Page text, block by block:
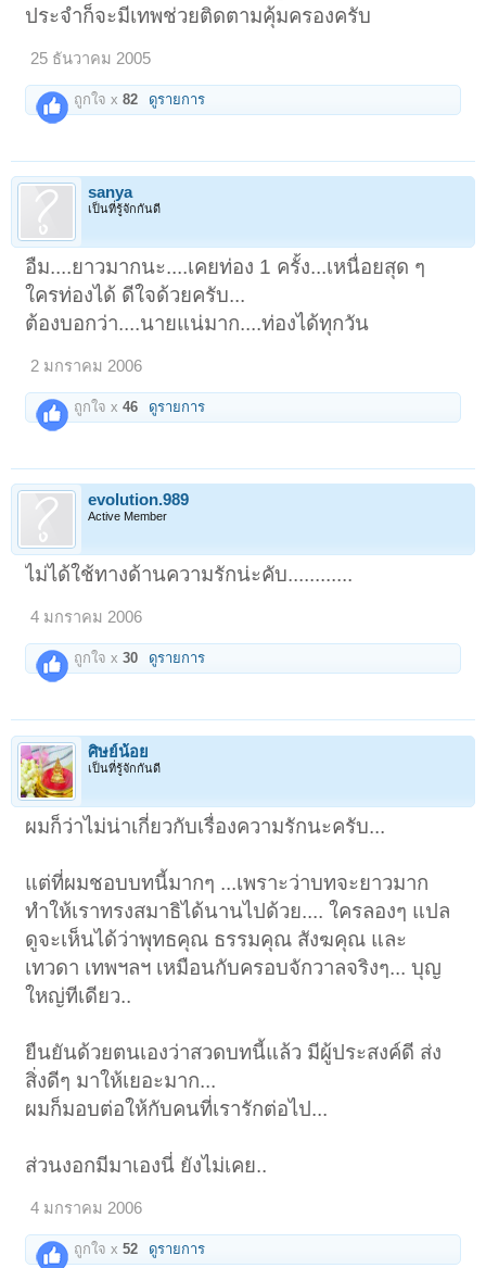
ประจำก็จะมีเทพช่วยติดตามคุ้มครองครับ
25 ธันวาคม 2005
ถูกใจ x82 ดูรายการ
sanya
เป็นที่รู้จักกันดี
อืม....ยาวมากนะ....เคยท่อง 1 ครั้ง...เหนื่อยสุด ๆ
ใครท่องได้ ดีใจด้วยครับ...
ต้องบอกว่า....นายแน่มาก....ท่องได้ทุกวัน
2 มกราคม 2006
ถูกใจ x46 ดูรายการ
evolution.989
Active Member
ไม่ได้ใช้ทางด้านความรักน่ะคับ............
4 มกราคม 2006
ถูกใจ x30 ดูรายการ
ศิษย์น้อย
เป็นที่รู้จักกันดี
ผมก็ว่าไม่น่าเกี่ยวกับเรื่องความรักนะครับ...
แต่ที่ผมชอบบทนี้มากๆ ...เพราะว่าบทจะยาวมาก
ทำให้เราทรงสมาธิได้นานไปด้วย.... ใครลองๆ แปล
ดูจะเห็นได้ว่าพุทธคุณ ธรรมคุณ สังฆคุณ และ
เทวดา เทพฯลฯ เหมือนกับครอบจักวาลจริงๆ... บุญ
ใหญ่ทีเดียว..
ยืนยันด้วยตนเองว่าสวดบทนี้แล้ว มีผู้ประสงค์ดี ส่ง
สิ่งดีๆ มาให้เยอะมาก...
ผมก็มอบต่อให้กับคนที่เรารักต่อไป...
ส่วนงอกมีมาเองนี่ ยังไม่เคย..
4 มกราคม 2006
ถูกใจ x52 ดูรายการ